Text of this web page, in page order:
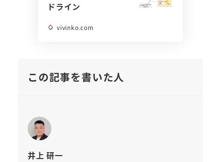
ドライン
vivinko.com
この記事を書いた人
井上 研一